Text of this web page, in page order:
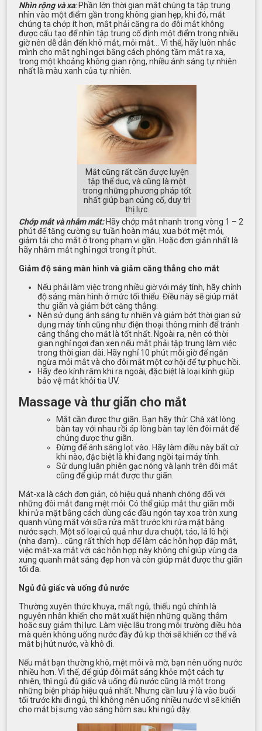
Nhìn rộng và xa: Phần lớn thời gian mắt chúng ta tập trung
nhìn vào một điểm gần trong không gian hẹp, khi đó, mắt
chúng ta chớp ít hơn, mắt phải căng ra do đôi mắt không
được cấu tạo để nhìn tập trung cố định một điểm trong nhiều
giờ nên dễ dẫn đến khô mắt, mỏi mắt… Vì thế, hãy luôn nhắc
mình cho mắt nghỉ ngơi bằng cách phóng tầm mắt ra xa,
trong một khoảng không gian rộng, nhiều ánh sáng tự nhiên
nhất là màu xanh của tự nhiên.
Mắt cũng rất cần được luyện
tập thể dục, và cũng là một
trong những phương pháp tốt
nhất giúp bạn củng cố, duy trì
thị lực.
Chớp mắt và nhắm mắt: Hãy chớp mắt nhanh trong vòng 1 – 2
phút để tăng cường sự tuần hoàn máu, xua bớt mệt mỏi,
giảm tải cho mắt ở trong phạm vi gần. Hoặc đơn giản nhất là
hãy nhắm mắt nghỉ ngơi trong ít phút.
Giảm độ sáng màn hình và giảm căng thẳng cho mắt
Nếu phải làm việc trong nhiều giờ với máy tính, hãy chỉnh
độ sáng màn hình ở mức tối thiểu. Điều này sẽ giúp mắt
thư giãn và giảm bớt căng thẳng.
Nên sử dụng ánh sáng tự nhiên và giảm bớt thời gian sử
dụng máy tính cũng như điện thoại thông minh để tránh
căng thẳng cho mắt là tốt nhất. Ngoài ra, nên có thời
gian nghỉ ngơi đan xen nếu mắt phải tập trung làm việc
trong thời gian dài. Hãy nghỉ 10 phút mỗi giờ để ngăn
ngừa mỏi mắt và cho đôi mắt một cơ hội để tự phục hồi.
Hãy đeo kính râm khi ra ngoài, đặc biệt là loại kính giúp
bảo vệ mắt khỏi tia UV.
Massage và thư giãn cho mắt
Mắt cần được thư giãn. Bạn hãy thử: Chà xát lòng
bàn tay với nhau rồi áp lòng bàn tay lên đôi mắt để
chúng được thư giãn.
Đừng để ánh sáng lọt vào. Hãy làm điều này bất cứ
khi nào, đặc biệt là khi đang ngồi tại máy tính.
Sử dụng luân phiên gạc nóng và lạnh trên đôi mắt
cũng để giúp mắt được thư giãn.
Mát-xa là cách đơn giản, có hiệu quả nhanh chóng đối với
những đôi mắt đang mệt mỏi. Có thể giúp mắt thư giãn mỗi
khi rửa mặt bằng cách dùng các đầu ngón tay xoa tròn xung
quanh vùng mắt với sữa rửa mặt trước khi rửa mặt bằng
nước sạch. Một số loại củ quả như dưa chuột, táo, lá lô hội
(nha đam)… cũng rất thích hợp để làm các hỗn hợp đắp mắt,
việc mát-xa mắt với các hỗn hợp này không chỉ giúp vùng da
xung quanh mắt sáng đẹp hơn và còn giúp mắt được thư giãn
tối đa.
Ngủ đủ giấc và uống đủ nước
Thường xuyên thức khuya, mất ngủ, thiếu ngủ chính là
nguyên nhân khiến cho mắt xuất hiện những quầng thâm
hoặc suy giảm thị lực. Làm việc lâu trong môi trường điều hòa
mà quên không uống nước đầy đủ kịp thời sẽ khiến cơ thể và
mắt bị hút nước, và khô đi.
Nếu mắt bạn thường khô, mệt mỏi và mờ, bạn nên uống nước
nhiều hơn. Vì thế, để giúp đôi mắt sáng khỏe một cách tự
nhiên, thì ngủ đủ giấc và uống đủ nước cũng là một trong
những biện pháp hiệu quả nhất. Nhưng cần lưu ý là vào buổi
tối trước khi đi ngủ, thì không nên uống nhiều nước vì sẽ khiến
cho mắt bị sưng vào sáng hôm sau khi ngủ dậy.